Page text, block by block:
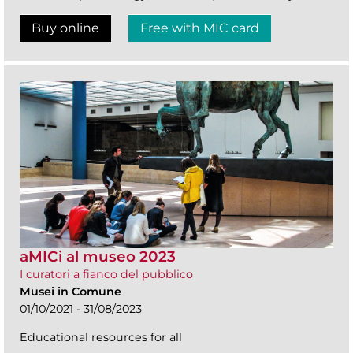
Buy online Free with MIC card
aMICi al museo 2023
I curatori a fianco del pubblico
Musei in Comune
01/10/2021 - 31/08/2023
Educational resources for all